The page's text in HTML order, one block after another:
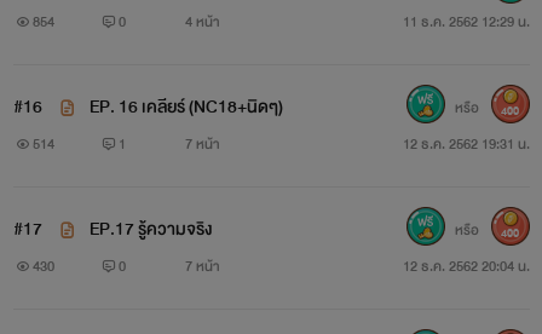
854 0 4 หน้า 11 ธ.ค. 2562 12:29 น.
#16 EP. 16 เคลียร์ (NC18+นิดๆ)
514 1 7 หน้า 12 ธ.ค. 2562 19:31 น.
หรือ 400
#17 EP.17 รู้ความจริง
430 0 7 หน้า 12 ธ.ค. 2562 20:04 น.
หรือ 400